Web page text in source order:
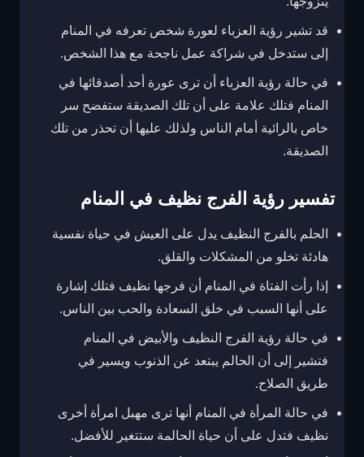
قد تشير رؤية العزباء لعورة شخص تعرفه في المنام
إلى ستدخل في شراكة عمل ناجحة مع هذا الشخص.
في حالة رؤية العزباء أن ترى عورة أحد أصدقائها في
المنام فتلك علامة على أن تلك الصديقة ستفضح سر
خاص بالرائية أمام الناس ولذلك عليها أن تحذر من تلك
الصديقة.
تفسير رؤية الفرج نظيف في المنام
الحلم بالفرج النظيف يدل على العيش في حياة نفسية
هادئة تخلو من المشكلات والقلق.
إذا رأت الفتاة في المنام أن فرجها نظيف فتلك إشارة
على أنها السبب في خلق السعادة والحب بين الناس.
في حالة رؤية الفرج النظيف والأبيض في المنام
فتشير إلى أن الحالم يبتعد عن الذنوب ويسير في
طريق الصلاح.
في حالة المرأة في المنام أنها ترى مهبل امرأة أخرى
نظيف فتدل على أن حياة الحالمة ستتغير للأفضل.